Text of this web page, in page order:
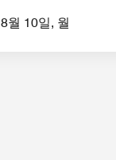
8월 10일, 월